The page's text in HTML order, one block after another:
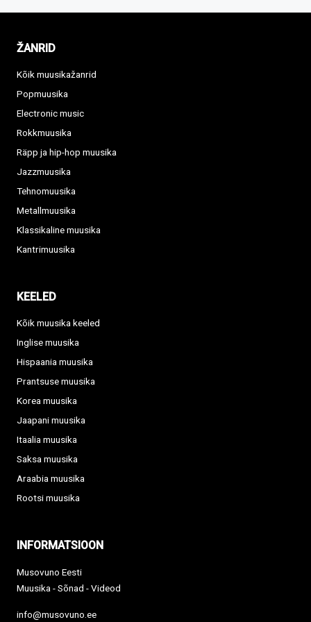
ŽANRID
Kõik muusikažanrid
Popmuusika
Electronic music
Rokkmuusika
Räpp ja hip-hop muusika
Jazzmuusika
Tehnomuusika
Metallmuusika
Klassikaline muusika
Kantrimuusika
KEELED
Kõik muusika keeled
Inglise muusika
Hispaania muusika
Prantsuse muusika
Korea muusika
Jaapani muusika
Itaalia muusika
Saksa muusika
Araabia muusika
Rootsi muusika
INFORMATSIOON
Musovuno Eesti
Muusika - Sõnad - Videod
info@musovuno.ee